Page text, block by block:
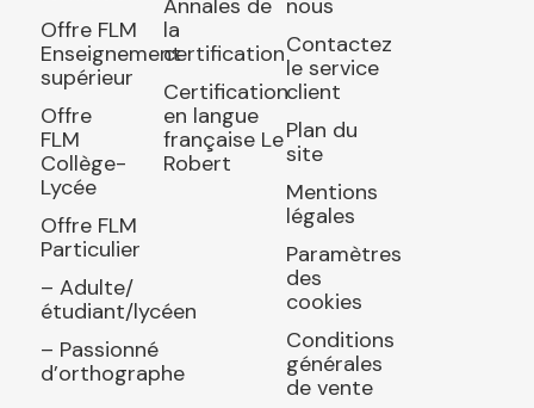
Offre FLM
Enseignement
supérieur
Offre
FLM
Collège-
Lycée
Offre FLM
Particulier
– Adulte/
étudiant/lycéen
– Passionné
d’orthographe
Annales de
la
certification
Certification
en langue
française Le
Robert
nous
Contactez
le service
client
Plan du
site
Mentions
légales
Paramètres
des
cookies
Conditions
générales
de vente